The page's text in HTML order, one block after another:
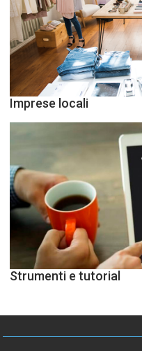
Imprese locali
Strumenti e tutorial